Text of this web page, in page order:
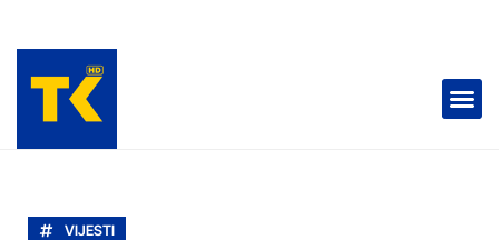
VIJESTI